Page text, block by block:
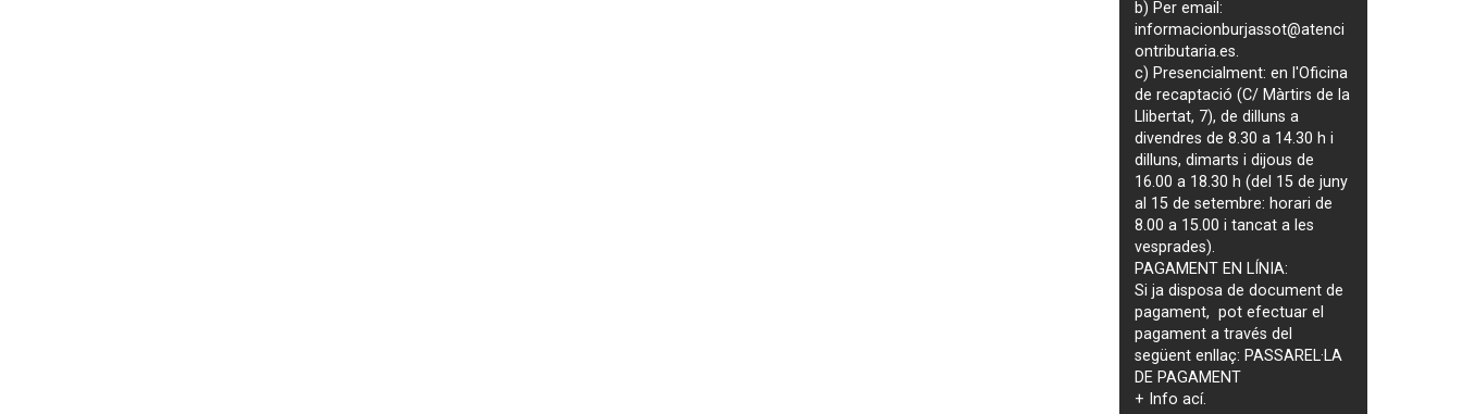
b) Per email:
informacionburjassot@atenci
ontributaria.es.
c) Presencialment: en l'Oficina
de recaptació (C/ Màrtirs de la
Llibertat, 7), de dilluns a
divendres de 8.30 a 14.30 h i
dilluns, dimarts i dijous de
16.00 a 18.30 h (del 15 de juny
al 15 de setembre: horari de
8.00 a 15.00 i tancat a les
vesprades).
PAGAMENT EN LÍNIA:
Si ja disposa de document de
pagament, pot efectuar el
pagament a través del
següent enllaç: PASSAREL·LA
DE PAGAMENT
+ Infoací.